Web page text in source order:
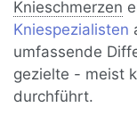
Knieschmerzen
Kniespezialisten
umfassende
gezielte - meist
durchführt.